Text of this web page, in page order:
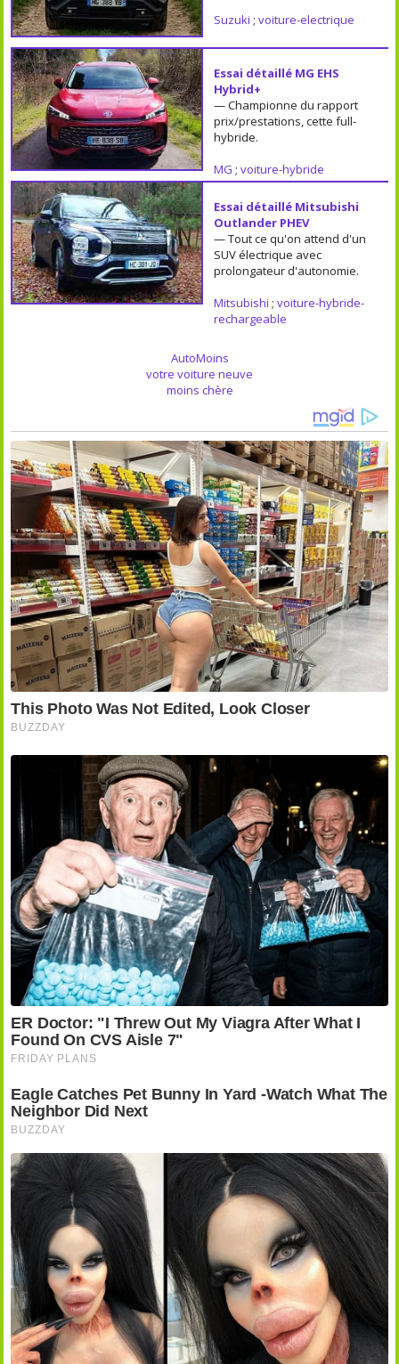
Suzuki ; voiture-electrique
Essai détaillé MG EHS
Hybrid+
— Championne du rapport
prix/prestations, cette full-
hybride.
MG ; voiture-hybride
Essai détaillé Mitsubishi
Outlander PHEV
— Tout ce qu'on attend d'un
SUV électrique avec
prolongateur d'autonomie.
Mitsubishi ; voiture-hybride-
rechargeable
AutoMoins
votre voiture neuve
moins chère